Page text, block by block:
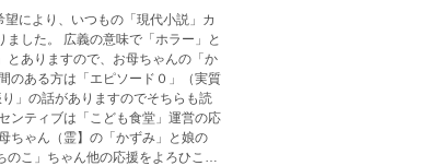
により、いつもの「現代小説」カ
した。 広義の意味で「ホラー」と
とありますので、お母ちゃんの「か
のある方は「エピソード０」（実質
」の話がありますのでそちらも読
ンティブは「こども食堂」運営の応
ちゃん（霊】の「かずみ」と娘の
のこ」ちゃん他の応援をよろひこ